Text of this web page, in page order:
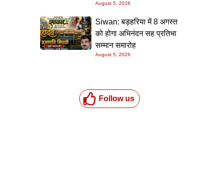
मिली शुभकामनाओं की सौगात
August 5, 2026
Siwan: बड़हरिया में 8 अगस्त
को होगा अभिनंदन सह प्रतिभा
सम्मान समारोह
August 5, 2026
Follow us